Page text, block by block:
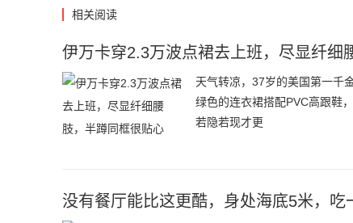
相关阅读
伊万卡穿2.3万波点裙去上班，尽显纤细
天气转凉，37岁的美国第一千
绿色的连衣裙搭配PVC高跟鞋
若隐若现才更
没有餐厅能比这更酷，身处海底5米，吃